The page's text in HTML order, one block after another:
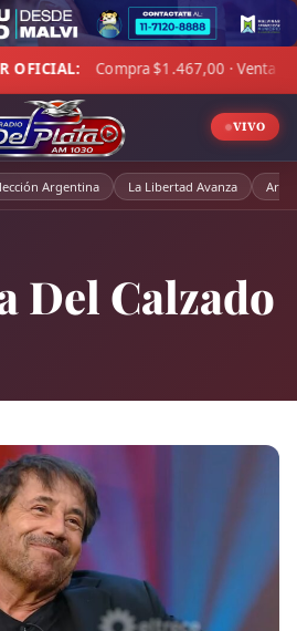
· Venta $1.518,00 ◆ ☁
VIVO
Argentina La Libertad Avanza
Del Calzado